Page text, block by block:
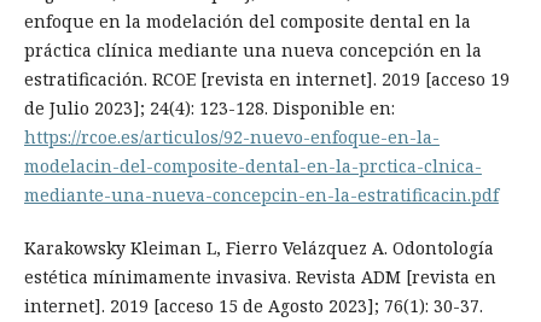
enfoque en la modelación del composite dental en la
práctica clínica mediante una nueva concepción en la
estratificación. RCOE [revista en internet]. 2019 [acceso 19
de Julio 2023]; 24(4): 123-128. Disponible en:
https://rcoe.es/articulos/92-nuevo-enfoque-en-la-
modelacin-del-composite-dental-en-la-prctica-clnica-
mediante-una-nueva-concepcin-en-la-estratificacin.pdf
Karakowsky Kleiman L, Fierro Velázquez A. Odontología
estética mínimamente invasiva. Revista ADM [revista en
internet]. 2019 [acceso 15 de Agosto 2023]; 76(1): 30-37.